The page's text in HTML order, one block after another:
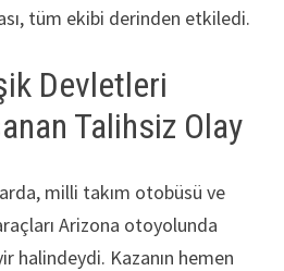
tüm ekibi derinden etkiledi.
Devletleri
Talihsiz Olay
milli takım otobüsü ve
Arizona otoyolunda
halindeydi. Kazanın hemen